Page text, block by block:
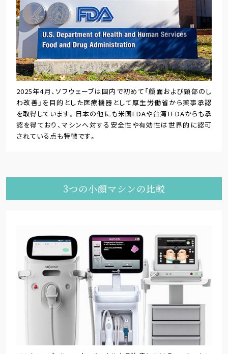
2025年4月、ソフウェーブは国内で初めて「顔面および頸部のし
わ改善」を目的とした医療機器として厚生労働省から薬事承認
を取得しています。日本の他にも米国FDAや台湾TFDAからも承
認を得ており、マシンへ対する安全性や有効性は世界的に認可
されている点も特徴です。
3つの小顔マシンの比較